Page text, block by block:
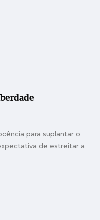
para suplantar o
de estreitar a